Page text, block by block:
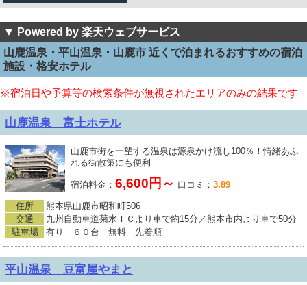
▼ Powered by 楽天ウェブサービス
山鹿温泉・平山温泉・山鹿市 近くで泊まれるおすすめの宿泊
施設・格安ホテル
※宿泊日や予算等の検索条件が無視されたエリアのみの結果です
山鹿温泉 富士ホテル
山鹿市街を一望する温泉は源泉かけ流し100％！情緒あふ
れる街散策にも便利
宿泊料金： 6,600円～ 口コミ： 3.89
住所
熊本県山鹿市昭和町506
交通
九州自動車道菊水ＩＣより車で約15分／熊本市内より車で50分
駐車場
有り ６０台 無料 先着順
平山温泉 豆富屋やまと